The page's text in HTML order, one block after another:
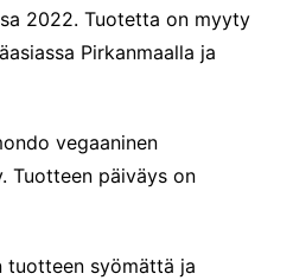
2022. Tuotetta on myyty
Pirkanmaalla ja
vegaaninen
Tuotteen päiväys on
tuotteen syömättä ja